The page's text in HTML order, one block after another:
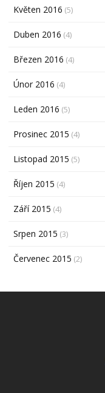
Květen 2016 (5)
Duben 2016 (4)
Březen 2016 (4)
Únor 2016 (4)
Leden 2016 (5)
Prosinec 2015 (4)
Listopad 2015 (5)
Říjen 2015 (4)
Září 2015 (4)
Srpen 2015 (3)
Červenec 2015 (2)